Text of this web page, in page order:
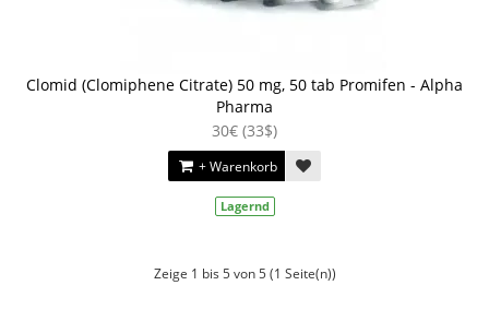
Clomid (Clomiphene Citrate) 50 mg, 50 tab Promifen - Alpha
Pharma
30€ (33$)
+ Warenkorb
Lagernd
Zeige 1 bis 5 von 5 (1 Seite(n))